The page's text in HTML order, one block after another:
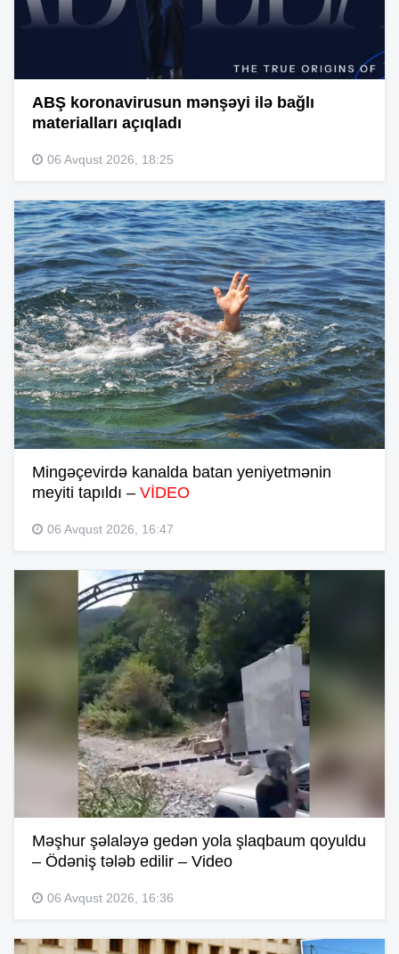
ABŞ koronavirusun mənşəyi ilə bağlı
materialları açıqladı
06 Avqust 2026, 18:25
Mingəçevirdə kanalda batan yeniyetmənin
meyiti tapıldı – VİDEO
06 Avqust 2026, 16:47
Məşhur şəlaləyə gedən yola şlaqbaum qoyuldu
– Ödəniş tələb edilir – Video
06 Avqust 2026, 16:36